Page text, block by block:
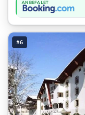
ANBEFALET
#6